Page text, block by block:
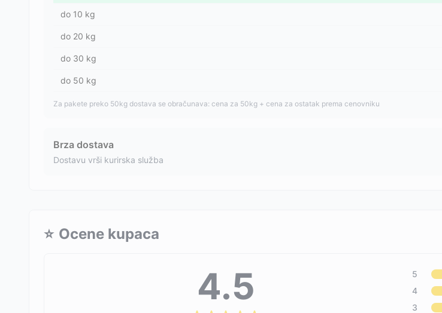
do 10 kg
do 20 kg
do 30 kg
do 50 kg
Za pakete preko 50kg dostava se obračunava: cena za 50kg + cena za ostatak prema cenovniku
Brza dostava
Dostavu vrši kurirska služba
⭐ Ocene kupaca
4.5 5
4
3